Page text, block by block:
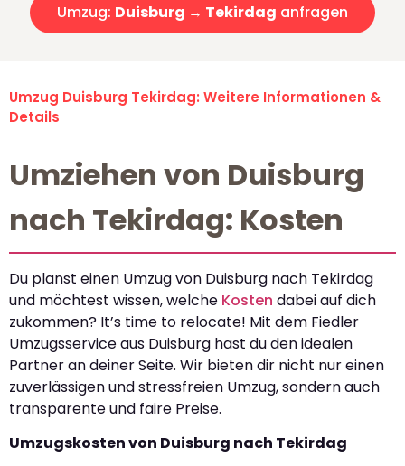
Umzug: Duisburg → Tekirdag anfragen
Umzug Duisburg Tekirdag: Weitere Informationen &
Details
Umziehen von Duisburg
nach Tekirdag: Kosten
Du planst einen Umzug von Duisburg nach Tekirdag
und möchtest wissen, welche Kosten dabei auf dich
zukommen? It’s time to relocate! Mit dem Fiedler
Umzugsservice aus Duisburg hast du den idealen
Partner an deiner Seite. Wir bieten dir nicht nur einen
zuverlässigen und stressfreien Umzug, sondern auch
transparente und faire Preise.
Umzugskosten von Duisburg nach Tekirdag